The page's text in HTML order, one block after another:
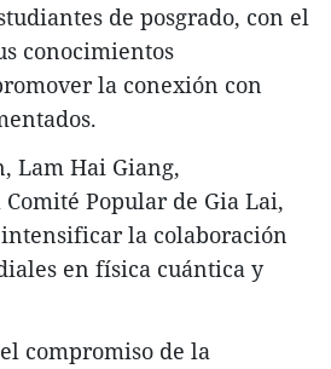
de posgrado, con el
conocimientos
la conexión con
Lam Hai Giang,
Popular de Gia Lai,
la colaboración
en física cuántica y
compromiso de la